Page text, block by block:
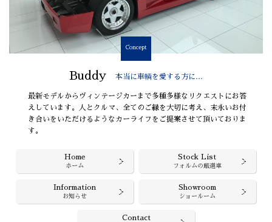
Concept
Buddy 本当に車輌を愛する方に…
最新モデルからヴィンテージカーまで多種多様なリクエストにお答
えしています。人とクルマ、全てのご縁を大切に考え、末永いお付
き合いをいただけるようなカーライフをご提案させて頂いておりま
す。
Home
ホーム
Stock List
フォルムの厳選車
Information
お知らせ
Showroom
ショールーム
Contact